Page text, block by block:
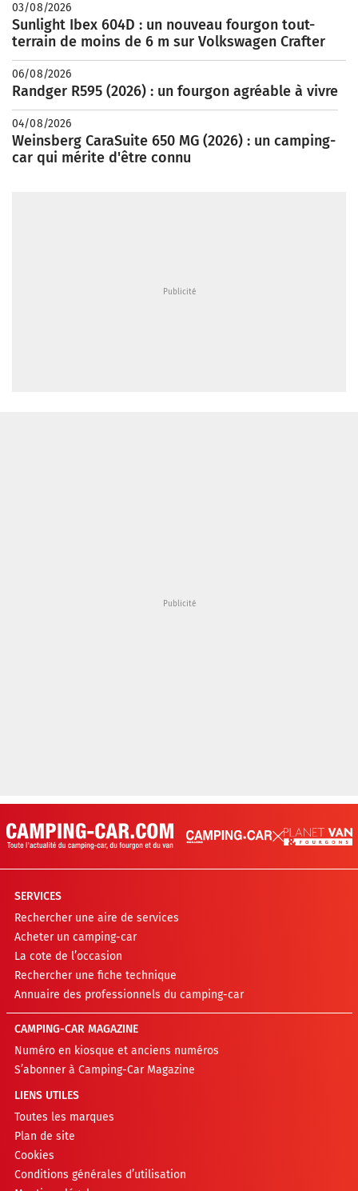
03/08/2026
Sunlight Ibex 604D : un nouveau fourgon tout-
terrain de moins de 6 m sur Volkswagen Crafter
06/08/2026
Randger R595 (2026) : un fourgon agréable à vivre
04/08/2026
Weinsberg CaraSuite 650 MG (2026) : un camping-
car qui mérite d'être connu
SERVICES
Rechercher une aire de services
Acheter un camping-car
La cote de l’occasion
Rechercher une fiche technique
Annuaire des professionnels du camping-car
CAMPING-CAR MAGAZINE
Numéro en kiosque et anciens numéros
S’abonner à Camping-Car Magazine
LIENS UTILES
Toutes les marques
Plan de site
Cookies
Conditions générales d’utilisation